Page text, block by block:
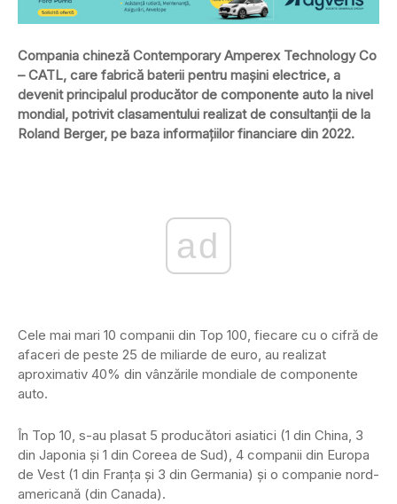
Compania chineză Contemporary Amperex Technology Co
– CATL, care fabrică baterii pentru mașini electrice, a
devenit principalul producător de componente auto la nivel
mondial, potrivit clasamentului realizat de consultanții de la
Roland Berger, pe baza informațiilor financiare din 2022.
ad
Cele mai mari 10 companii din Top 100, fiecare cu o cifră de
afaceri de peste 25 de miliarde de euro, au realizat
aproximativ 40% din vânzările mondiale de componente
auto.
În Top 10, s-au plasat 5 producători asiatici (1 din China, 3
din Japonia și 1 din Coreea de Sud), 4 companii din Europa
de Vest (1 din Franța și 3 din Germania) și o companie nord-
americană (din Canada).